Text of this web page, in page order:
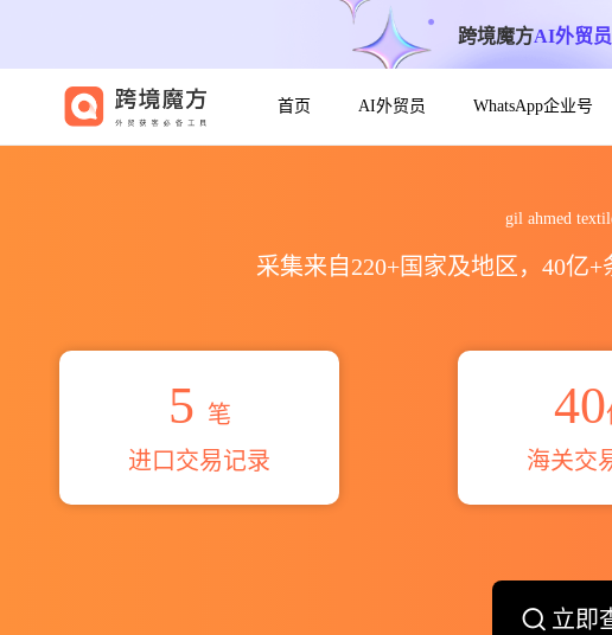
跨境魔方AI外贸员
首页 AI外贸员 WhatsApp企业号
gil ahmed
采集来自220+国家及地区，40亿
5 笔
进口交易记录
40
海关交
立即